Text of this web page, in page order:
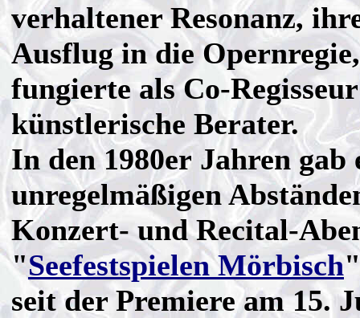
verhaltener Resonanz,
Ausflug in die
fungierte als Co-
künstlerische Berater.
In den 1980er Jahren gab
unregelmäßigen
Konzert- und Recital-
"Seefestspielen Mörbisch"
seit der Premiere am 15.